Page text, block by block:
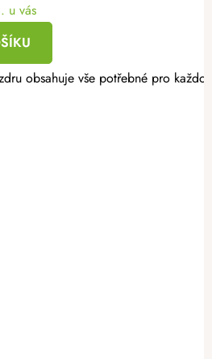
u vás
obsahuje vše potřebné pro